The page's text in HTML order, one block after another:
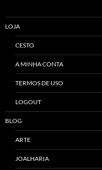
LOJA
CESTO
A MINHA CONTA
TERMOS DE USO
LOGOUT
BLOG
ARTE
JOALHARIA